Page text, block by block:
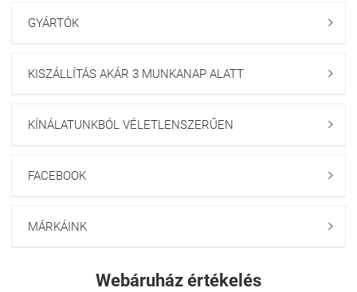
GYÁRTÓK 
KISZÁLLÍTÁS AKÁR 3 MUNKANAP ALATT 
KÍNÁLATUNKBÓL VÉLETLENSZERŰEN 
FACEBOOK 
MÁRKÁINK 
Webáruház értékelés